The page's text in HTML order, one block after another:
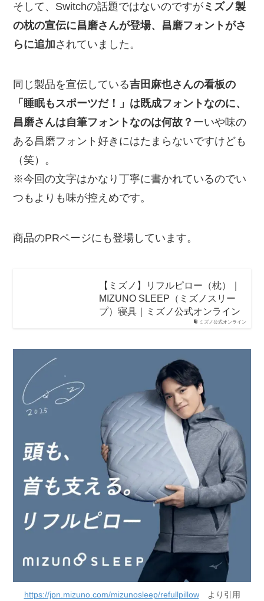
そして、Switchの話題ではないのですが ミズノ製
の枕の宣伝に昌磨さんが登場、昌磨フォントがさ
らに追加されていました。
同じ製品を宣伝している吉田麻也さんの看板の
「睡眠もスポーツだ！」は既成フォントなのに、
昌磨さんは自筆フォントなのは何故？ ーいや味の
ある昌磨フォント好きにはたまらないですけども
（笑）。
※今回の文字はかなり丁寧に書かれているのでい
つもよりも味が控えめです。
商品のPRページにも登場しています。
ミズノ公式オンライン
【ミズノ】リフルピロー（枕）｜
MIZUNO SLEEP（ミズノスリー
プ）寝具｜ミズノ公式オンライン
https://jpn.mizuno.com/mizunosleep/refullpillowより引用